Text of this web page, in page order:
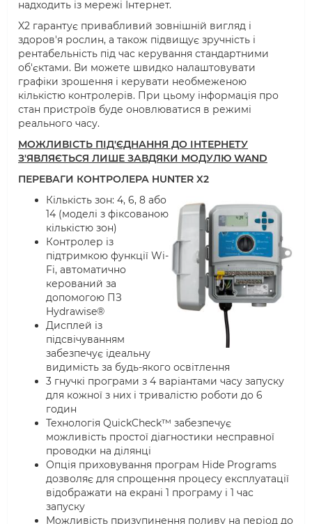
надходить із мережі Інтернет.
X2 гарантує привабливий зовнішній вигляд і
здоров'я рослин, а також підвищує зручність і
рентабельність під час керування стандартними
об'єктами. Ви можете швидко налаштовувати
графіки зрошення і керувати необмеженою
кількістю контролерів. При цьому інформація про
стан пристроїв буде оновлюватися в режимі
реального часу.
МОЖЛИВІСТЬ ПІД'ЄДНАННЯ ДО ІНТЕРНЕТУ
З'ЯВЛЯЄТЬСЯ ЛИШЕ ЗАВДЯКИ МОДУЛЮ WAND
ПЕРЕВАГИ КОНТРОЛЕРА HUNTER X2
Кількість зон: 4, 6, 8 або
14 (моделі з фіксованою
кількістю зон)
Контролер із
підтримкою функції Wi-
Fi, автоматично
керований за
допомогою ПЗ
Hydrawise®
Дисплей із
підсвічуванням
забезпечує ідеальну
видимість за будь-якого освітлення
3 гнучкі програми з 4 варіантами часу запуску
для кожної з них і тривалістю роботи до 6
годин
Технологія QuickCheck™ забезпечує
можливість простої діагностики несправної
проводки на ділянці
Опція приховування програм Hide Programs
дозволяє для спрощення процесу експлуатації
відображати на екрані 1 програму і 1 час
запуску
Можливість призупинення поливу на період до